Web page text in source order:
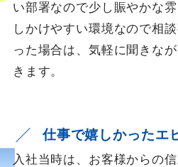
い部署なので少し賑やかな
しかけやすい環境なので相
った場合は、気軽に聞きな
きます。
仕事で嬉しかったエ
入社当時は、お客様からの